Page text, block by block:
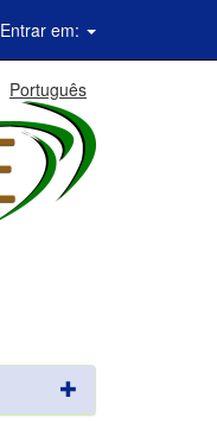
Entrar em:
Português